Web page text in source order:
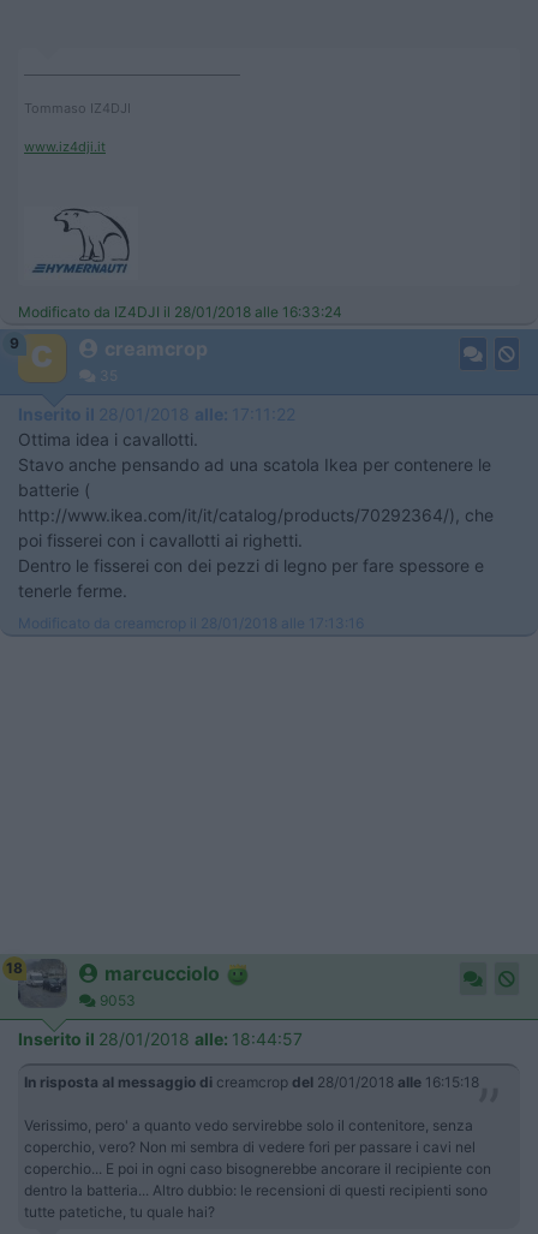
Tommaso IZ4DJI
www.iz4dji.it
Modificato da IZ4DJI il 28/01/2018 alle 16:33:24
9
creamcrop
35
Inserito il 28/01/2018 alle: 17:11:22
Ottima idea i cavallotti.
Stavo anche pensando ad una scatola Ikea per contenere le
batterie (
http://www.ikea.com/it/it/catalog/products/70292364/), che
poi fisserei con i cavallotti ai righetti.
Dentro le fisserei con dei pezzi di legno per fare spessore e
tenerle ferme.
Modificato da creamcrop il 28/01/2018 alle 17:13:16
18 marcucciolo
9053
Inserito il 28/01/2018 alle: 18:44:57
In risposta al messaggio di creamcrop del 28/01/2018 alle 16:15:18
Verissimo, pero' a quanto vedo servirebbe solo il contenitore, senza
coperchio, vero? Non mi sembra di vedere fori per passare i cavi nel
coperchio... E poi in ogni caso bisognerebbe ancorare il recipiente con
dentro la batteria... Altro dubbio: le recensioni di questi recipienti sono
tutte patetiche, tu quale hai?